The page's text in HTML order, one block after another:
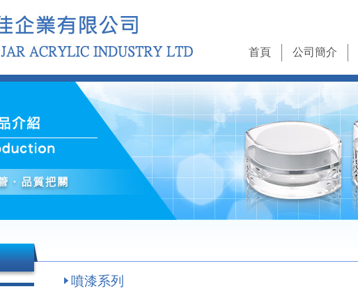
首頁 公司簡介
噴漆系列